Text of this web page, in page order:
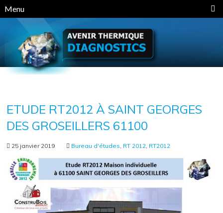
Menu
ETUDE RT2012 À SAINT GEORGES
DES GROSEILLERS 61100
25 janvier 2019 Bureau d'études RT 2012 RT2012
Panneau de gestion des cookies